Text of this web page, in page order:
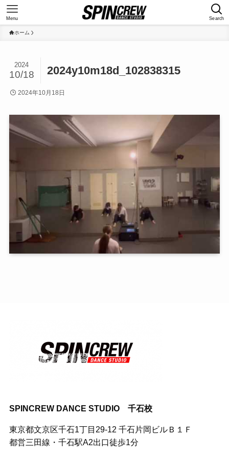
Search
Menu
ホーム
2024y10m18d_102838315
2024
10/18
2024年10月18日
SPINCREW DANCE STUDIO 千石校
東京都文京区千石1丁目29-12 千石片岡ビルＢ１Ｆ
都営三田線・千石駅A2出口徒歩1分